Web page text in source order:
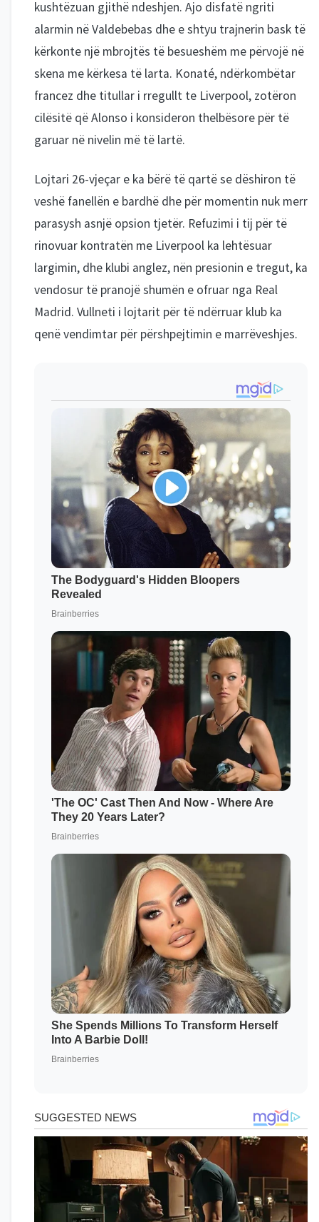
kushtëzuan gjithë ndeshjen. Ajo disfatë ngriti
alarmin në Valdebebas dhe e shtyu trajnerin bask të
kërkonte një mbrojtës të besueshëm me përvojë në
skena me kërkesa të larta. Konaté, ndërkombëtar
francez dhe titullar i rregullt te Liverpool, zotëron
cilësitë që Alonso i konsideron thelbësore për të
garuar në nivelin më të lartë.
Lojtari 26-vjeçar e ka bërë të qartë se dëshiron të
veshë fanellën e bardhë dhe për momentin nuk merr
parasysh asnjë opsion tjetër. Refuzimi i tij për të
rinovuar kontratën me Liverpool ka lehtësuar
largimin, dhe klubi anglez, nën presionin e tregut, ka
vendosur të pranojë shumën e ofruar nga Real
Madrid. Vullneti i lojtarit për të ndërruar klub ka
qenë vendimtar për përshpejtimin e marrëveshjes.